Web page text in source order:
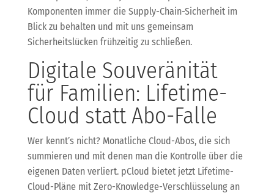
Komponenten immer die Supply-Chain-Sicherheit im
Blick zu behalten und mit uns gemeinsam
Sicherheitslücken frühzeitig zu schließen.
Digitale Souveränität
für Familien: Lifetime-
Cloud statt Abo-Falle
Wer kennt’s nicht? Monatliche Cloud-Abos, die sich
summieren und mit denen man die Kontrolle über die
eigenen Daten verliert. pCloud bietet jetzt Lifetime-
Cloud-Pläne mit Zero-Knowledge-Verschlüsselung an